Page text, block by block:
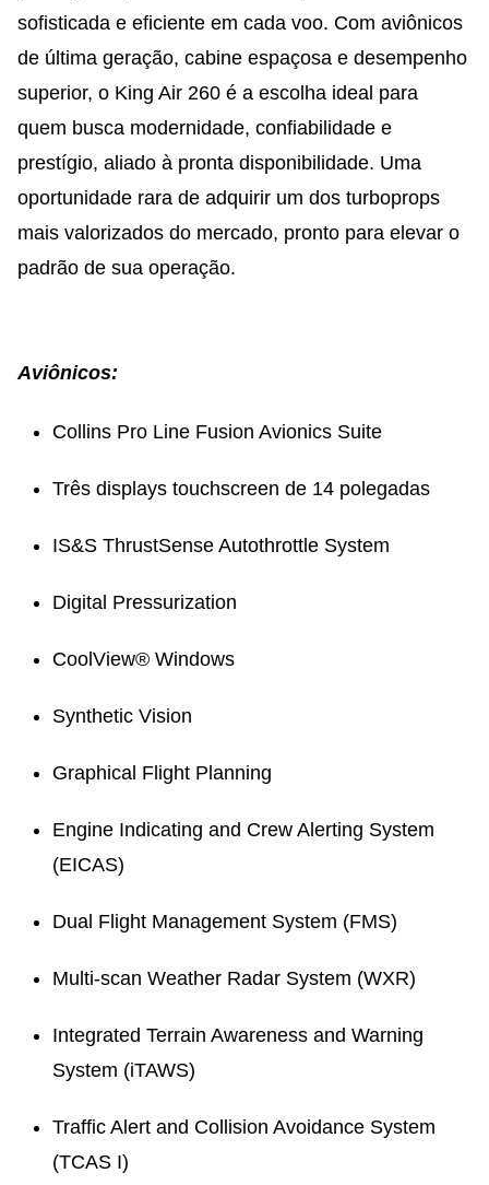
sofisticada e eficiente em cada voo. Com aviônicos
de última geração, cabine espaçosa e desempenho
superior, o King Air 260 é a escolha ideal para
quem busca modernidade, confiabilidade e
prestígio, aliado à pronta disponibilidade. Uma
oportunidade rara de adquirir um dos turboprops
mais valorizados do mercado, pronto para elevar o
padrão de sua operação.
Aviônicos:
Collins Pro Line Fusion Avionics Suite
Três displays touchscreen de 14 polegadas
IS&S ThrustSense Autothrottle System
Digital Pressurization
CoolView® Windows
Synthetic Vision
Graphical Flight Planning
Engine Indicating and Crew Alerting System
(EICAS)
Dual Flight Management System (FMS)
Multi-scan Weather Radar System (WXR)
Integrated Terrain Awareness and Warning
System (iTAWS)
Traffic Alert and Collision Avoidance System
(TCAS I)